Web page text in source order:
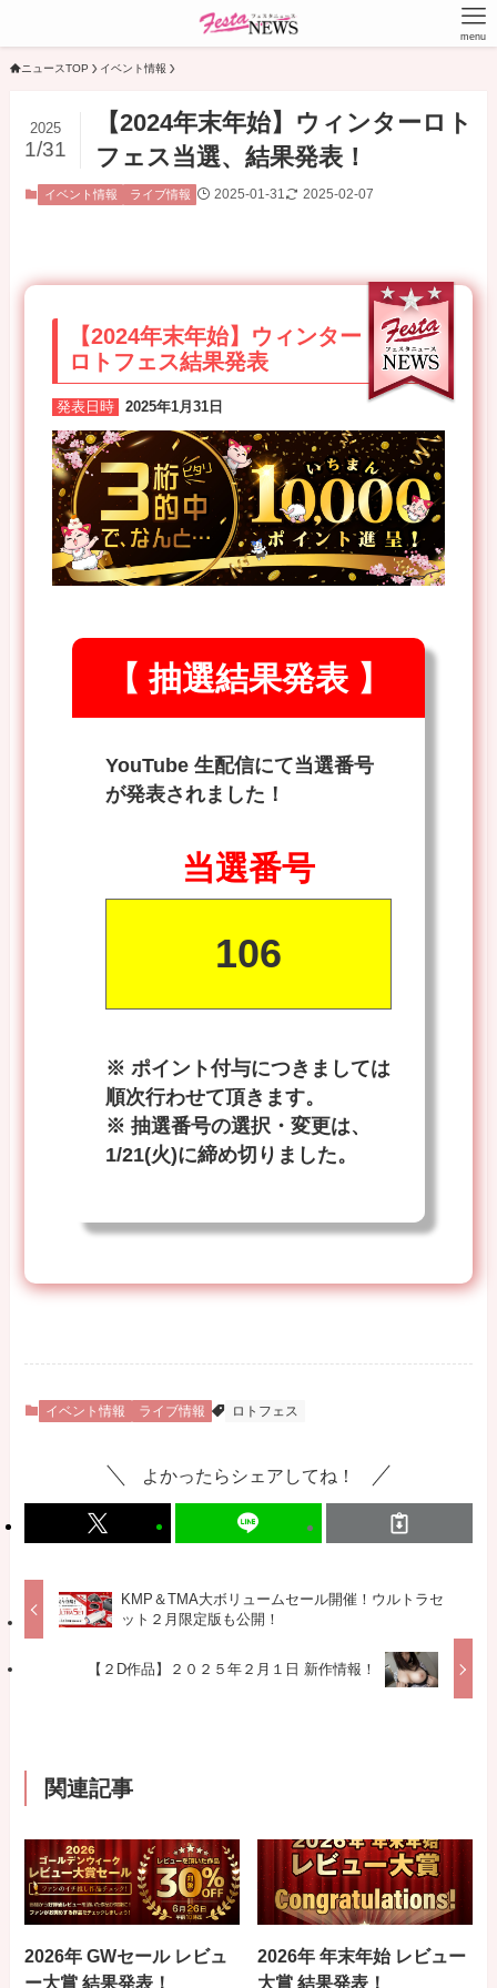
menu
ニュースTOP イベント情報
【2024年末年始】ウィンターロト
フェス当選、結果発表！
2025
1/31
イベント情報 ライブ情報 2025-01-31 2025-02-07
【2024年末年始】ウィンター
ロトフェス結果発表
発表日時 2025年1月31日
【 抽選結果発表 】
YouTube 生配信にて当選番号
が発表されました！
当選番号
106
※ ポイント付与につきましては
順次行わせて頂きます。
※ 抽選番号の選択・変更は、
1/21(火)に締め切りました。
イベント情報 ライブ情報 ロトフェス
よかったらシェアしてね！
KMP＆TMA大ボリュームセール開催！ウルトラセ
ット２月限定版も公開！
【２D作品】２０２５年２月１日 新作情報！
関連記事
2026年 GWセール レビュ
ー大賞 結果発表！
2026年 年末年始 レビュー
大賞 結果発表！